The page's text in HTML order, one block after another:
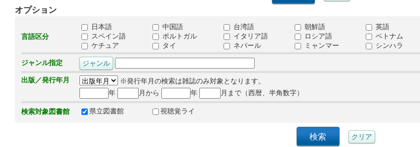
オプション
言語区分
日本語 中国語 台湾語 朝鮮語 英語
スペイン語
ポルトガル イタリア語 ロシア語 ベトナム
ケチュア
タイ ネパール ミャンマー シンハラ
ジャンル指定
出版／発行年月
※発行年月の検索は雑誌のみ対象となります。
年
月から 年 月まで（西暦、半角数字）
検索対象図書館 県立図書館 視聴覚ライ